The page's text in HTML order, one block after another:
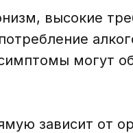
высокие
могут
зависит от